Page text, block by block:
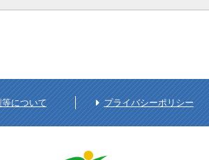
について プライバシーポリシー